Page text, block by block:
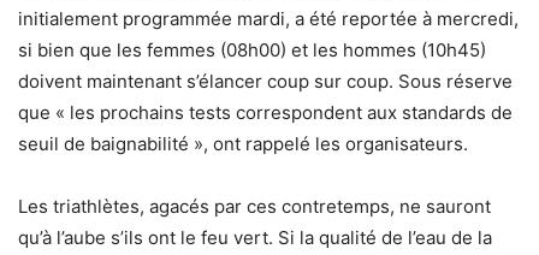
initialement programmée mardi, a été reportée à mercredi,
si bien que les femmes (08h00) et les hommes (10h45)
doivent maintenant s’élancer coup sur coup. Sous réserve
que « les prochains tests correspondent aux standards de
seuil de baignabilité », ont rappelé les organisateurs.
Les triathlètes, agacés par ces contretemps, ne sauront
qu’à l’aube s’ils ont le feu vert. Si la qualité de l’eau de la